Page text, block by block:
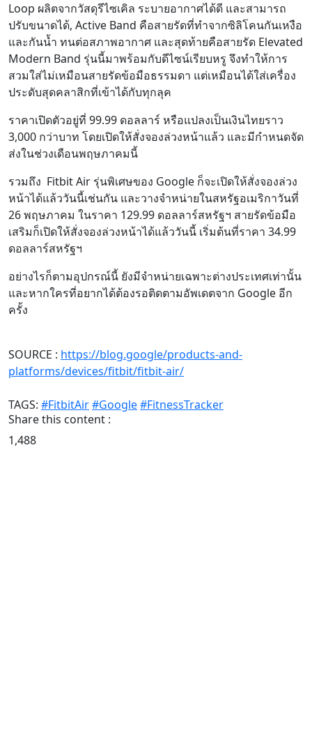
Loop ผลิตจากวัสดุรีไซเคิล ระบายอากาศได้ดี และสามารถ
ปรับขนาดได้, Active Band คือสายรัดที่ทำจากซิลิโคนกันเหงือ
และกันน้ำ ทนต่อสภาพอากาศ และสุดท้ายคือสายรัด Elevated
Modern Band รุ่นนี้มาพร้อมกับดีไซน์เรียบหรู จึงทำให้การ
สวมใส่ไม่เหมือนสายรัดข้อมือธรรมดา แต่เหมือนได้ใส่เครื่อง
ประดับสุดคลาสิกที่เข้าได้กับทุกลุค
ราคาเปิดตัวอยู่ที่ 99.99 ดอลลาร์ หรือแปลงเป็นเงินไทยราว
3,000 กว่าบาท โดยเปิดให้สั่งจองล่วงหน้าแล้ว และมีกำหนดจัด
ส่งในช่วงเดือนพฤษภาคมนี้
รวมถึง Fitbit Air รุ่นพิเศษของ Google ก็จะเปิดให้สั่งจองล่วง
หน้าได้แล้ววันนี้เช่นกัน และวางจำหน่ายในสหรัฐอเมริกาวันที่
26 พฤษภาคม ในราคา 129.99 ดอลลาร์สหรัฐฯ สายรัดข้อมือ
เสริมก็เปิดให้สั่งจองล่วงหน้าได้แล้ววันนี้ เริ่มต้นที่ราคา 34.99
ดอลลาร์สหรัฐฯ
อย่างไรก็ตามอุปกรณ์นี้ ยังมีจำหน่ายเฉพาะต่างประเทศเท่านั้น
และหากใครที่อยากได้ต้องรอติดตามอัพเดตจาก Google อีก
ครั้ง
SOURCE : https://blog.google/products-and-
platforms/devices/fitbit/fitbit-air/
TAGS: #FitbitAir#Google#FitnessTracker
Share this content :
1,488